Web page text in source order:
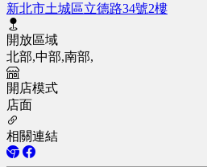
新北市土城區立德路34號2樓
開放區域
北部,中部,南部,
開店模式
店面
相關連結